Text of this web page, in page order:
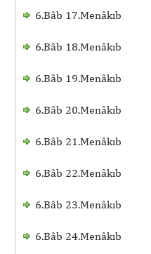
6.Bâb 17.Menâkıb
6.Bâb 18.Menâkıb
6.Bâb 19.Menâkıb
6.Bâb 20.Menâkıb
6.Bâb 21.Menâkıb
6.Bâb 22.Menâkıb
6.Bâb 23.Menâkıb
6.Bâb 24.Menâkıb